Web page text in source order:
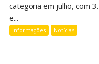
categoria em julho, com
e...
Informações Notícias